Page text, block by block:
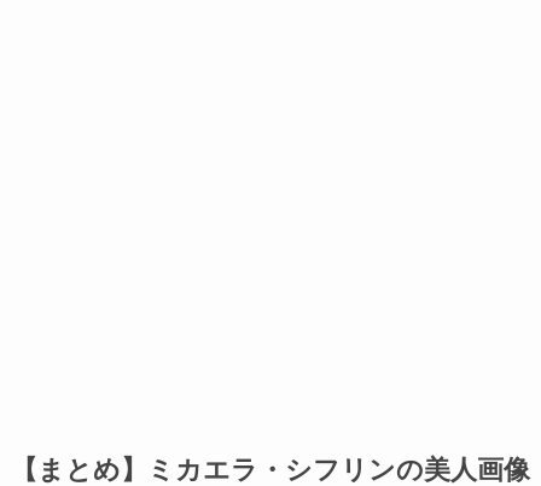
【まとめ】ミカエラ・シフリンの美人画像